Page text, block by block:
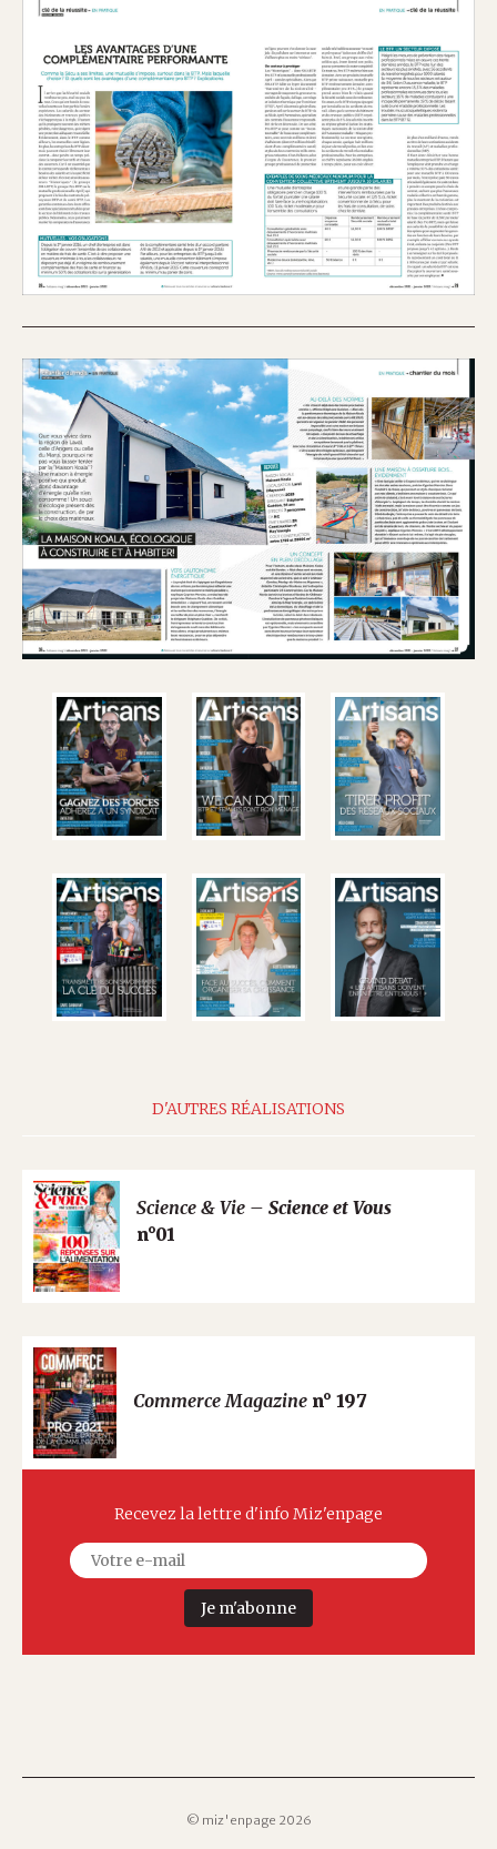
D'AUTRES RÉALISATIONS
Science & Vie – Science et Vous
n°01
Commerce Magazine n° 197
Recevez la lettre d'info Miz'enpage
Je m'abonne
© miz'enpage 2026